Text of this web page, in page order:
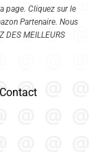
page. Cliquez sur le
Partenaire. Nous
DES MEILLEURS
Contact